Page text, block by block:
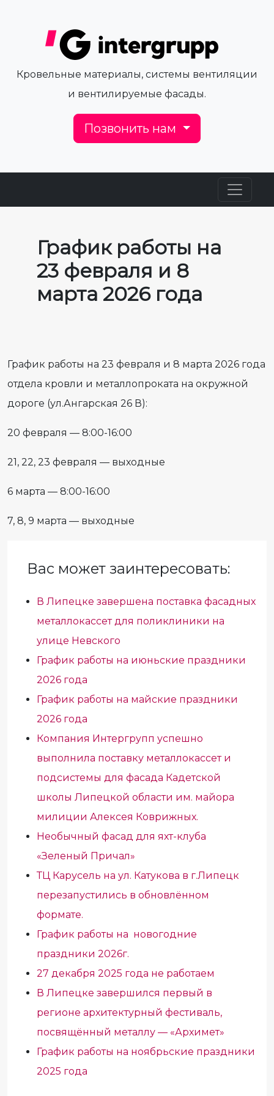
Кровельные материалы, системы вентиляции
и вентилируемые фасады.
Позвонить нам
График работы на
23 февраля и 8
марта 2026 года
График работы на 23 февраля и 8 марта 2026 года
отдела кровли и металлопроката на окружной
дороге (ул.Ангарская 26 В):
20 февраля — 8:00-16:00
21, 22, 23 февраля — выходные
6 марта — 8:00-16:00
7, 8, 9 марта — выходные
Вас может заинтересовать:
В Липецке завершена поставка фасадных
металлокассет для поликлиники на
улице Невского
График работы на июньские праздники
2026 года
График работы на майские праздники
2026 года
Компания Интергрупп успешно
выполнила поставку металлокассет и
подсистемы для фасада Кадетской
школы Липецкой области им. майора
милиции Алексея Коврижных.
Необычный фасад для яхт-клуба
«Зеленый Причал»
ТЦ Карусель на ул. Катукова в г.Липецк
перезапустились в обновлённом
формате.
График работы на новогодние
праздники 2026г.
27 декабря 2025 года не работаем
В Липецке завершился первый в
регионе архитектурный фестиваль,
посвящённый металлу — «Архимет»
График работы на ноябрьские праздники
2025 года